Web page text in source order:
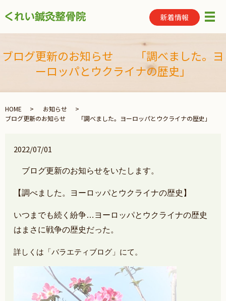
新着情報 メ
ブログ更新のお知らせ 「調べました。ヨ
ーロッパとウクライナの歴史」
HOME
お知らせ
ブログ更新のお知らせ 「調べました。ヨーロッパとウクライナの歴史」
2022/07/01
ブログ更新のお知らせをいたします。
【調べました。ヨーロッパとウクライナの歴史】
いつまでも続く紛争… ヨーロッパとウクライナの歴史
はまさに戦争の歴史だった。
詳しくは「バラエティブログ」にて。